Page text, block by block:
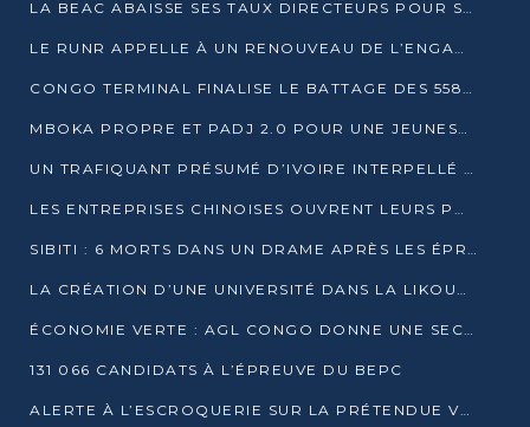
LA BEAC ABAISSE SES TAUX DIRECTEURS POUR SOUTENIR LA CROISSANCE EN ZONE CEMAC
LE RUNR APPELLE À UN RENOUVEAU DE L’ENGAGEMENT MILITANT
CONGO TERMINAL FINALISE LE BATTAGE DES 558 PIEUX DU FUTUR QUAI DU MÔLE EST
MBOKA PROPRE ET PADJ 2.0 POUR UNE JEUNESSE PLUS AUTONOME
UN TRAFIQUANT PRÉSUMÉ D’IVOIRE INTERPELLÉ À DOLISIE
LES ENTREPRISES CHINOISES OUVRENT LEURS PORTES AUX JEUNES DIPLÔMÉS
SIBITI : 6 MORTS DANS UN DRAME APRÈS LES ÉPREUVES DU BEPC
LA CRÉATION D’UNE UNIVERSITÉ DANS LA LIKOUALA AU CŒUR D’UNE RÉFLEXION NATIONALE
ÉCONOMIE VERTE : AGL CONGO DONNE UNE SECONDE VIE À SES DÉCHETS INDUSTRIELS
131 066 CANDIDATS À L’ÉPREUVE DU BEPC
ALERTE À L’ESCROQUERIE SUR LA PRÉTENDUE VENTE DE PARCELLES AFAT